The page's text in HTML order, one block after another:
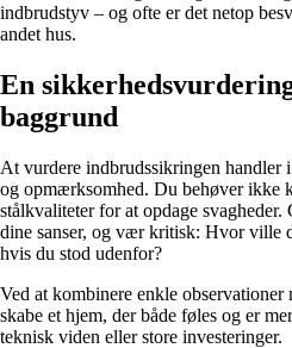
indbrudstyv – og ofte er det netop
andet hus.
En
baggrund
At vurdere indbrudssikringen handler
og opmærksomhed. Du behøver ikke
stålkvaliteter for at opdage
dine sanser, og vær kritisk: Hvor ville
hvis du stod udenfor?
Ved at kombinere enkle observationer
skabe et hjem, der både føles og er
teknisk viden eller store investeringer.